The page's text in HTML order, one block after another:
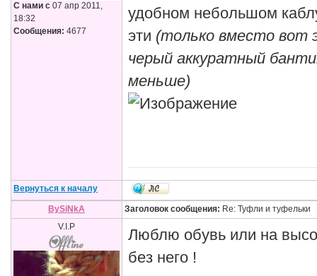
С нами с 07 апр 2011,
18:32
Сообщения: 4677
удобном небольшом
эти (только вместо вот
черый аккуратный
меньше)
Вернуться к началу
BySiNkA Заголовок сообщения: Re: Туфли и туфельки
V.I.P
Люблю обувь или на
без него !